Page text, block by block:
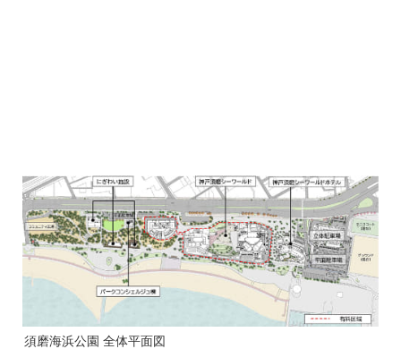
須磨海浜公園 全体平面図